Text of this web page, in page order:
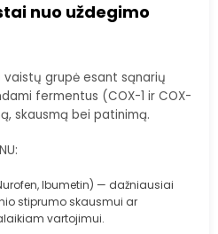
nuo uždegimo
grupė esant sąnarių
fermentus (COX-1 ir COX-
skausmą bei patinimą.
Ibumetin) — dažniausiai
stiprumo skausmui ar
vartojimui.